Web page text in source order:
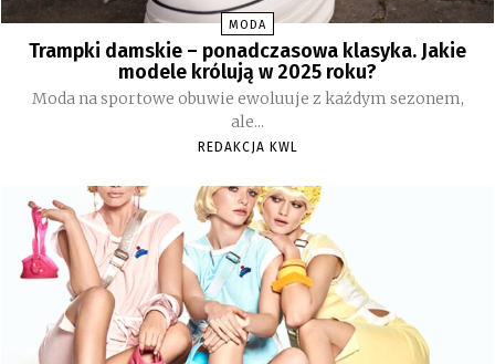
MODA
Trampki damskie – ponadczasowa klasyka. Jakie
modele królują w 2025 roku?
Moda na sportowe obuwie ewoluuje z każdym sezonem,
ale...
REDAKCJA KWL